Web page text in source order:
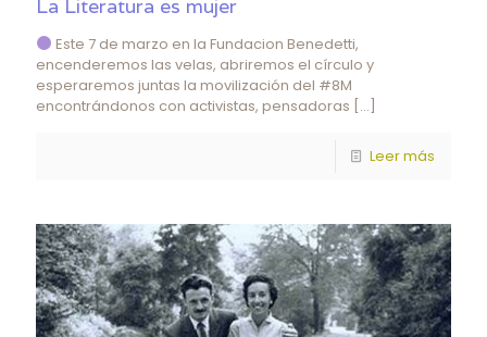
La Literatura es mujer
Este 7 de marzo en la Fundacion Benedetti,
encenderemos las velas, abriremos el círculo y
esperaremos juntas la movilización del #8M
encontrándonos con activistas, pensadoras […]
Leer más